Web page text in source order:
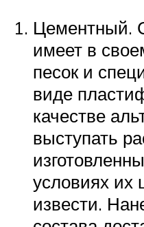
Цементный.
имеет в
песок и
виде
качестве
выступать
условиях их
извести.